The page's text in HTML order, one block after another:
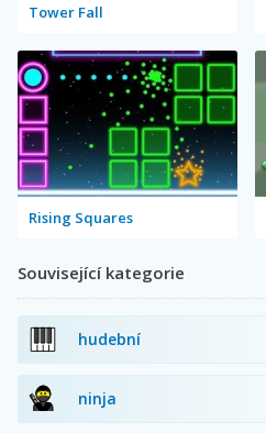
Tower Fall
Rising Squares
Související kategorie
hudební
ninja